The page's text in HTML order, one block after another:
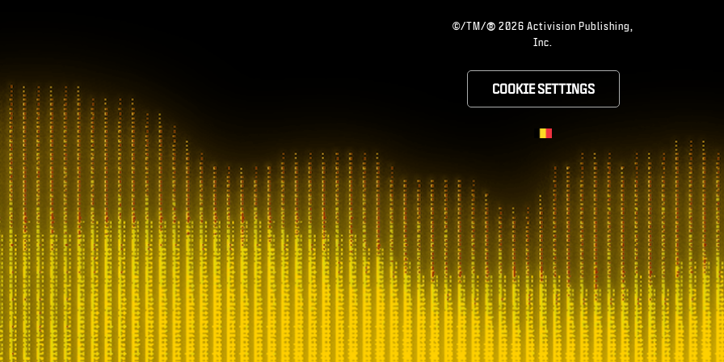
©/TM/® 2026 Activision Publishing,
Inc.
COOKIE SETTINGS
CHOOSE YOUR